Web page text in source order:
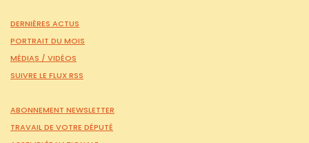
DERNIÈRES ACTUS
PORTRAIT DU MOIS
MÉDIAS / VIDÉOS
SUIVRE LE FLUX RSS
ABONNEMENT NEWSLETTER
TRAVAIL DE VOTRE DÉPUTÉ